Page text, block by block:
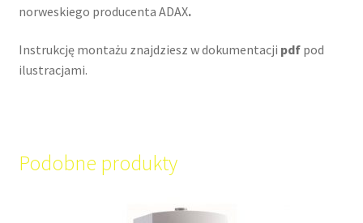
norweskiego producenta ADAX.
Instrukcję montażu znajdziesz w dokumentacji pdfpod
ilustracjami.
Podobne produkty